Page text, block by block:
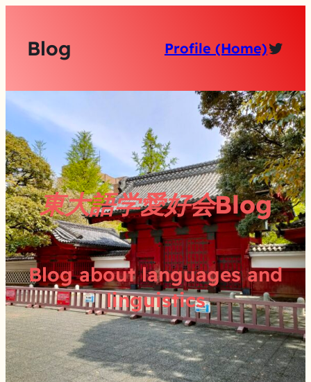
Blog Profile (Home)
東大語学愛好会Blog
Blog about languages and
linguistics